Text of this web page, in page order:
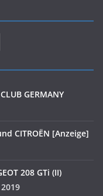
GERMANY
CITROËN [Anzeige]
208 GTi (II)